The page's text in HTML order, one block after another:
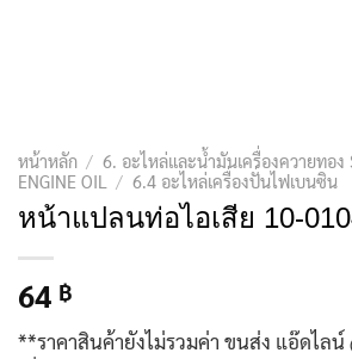
หน้าหลัก / 6. อะไหล่และน้ำมันเครื่องควายทอง
ENGINE OIL
/ 6.4 อะไหล่เครื่องปั่นไฟเบนซิน
หน้าแปลนท่อไอเสีย 10-
64 ฿
**ราคาสินค้ายังไม่รวมค่า ขนส่ง แอ๊ดไลน์